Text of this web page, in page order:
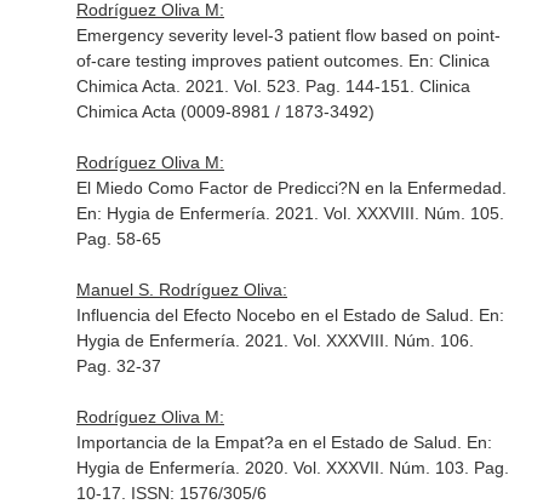
Rodríguez Oliva M:
Emergency severity level-3 patient flow based on point-
of-care testing improves patient outcomes. En: Clinica
Chimica Acta . 2021. Vol. 523. Pag. 144-151. Clinica
Chimica Acta (0009-8981 / 1873-3492)
Rodríguez Oliva M:
El Miedo Como Factor de Predicci?N en la Enfermedad.
En: Hygia de Enfermería . 2021. Vol. XXXVIII. Núm. 105.
Pag. 58-65
Manuel S. Rodríguez Oliva:
Influencia del Efecto Nocebo en el Estado de Salud. En:
Hygia de Enfermería . 2021. Vol. XXXVIII. Núm. 106.
Pag. 32-37
Rodríguez Oliva M:
Importancia de la Empat?a en el Estado de Salud. En:
Hygia de Enfermería . 2020. Vol. XXXVII. Núm. 103. Pag.
10-17. ISSN: 1576/305/6